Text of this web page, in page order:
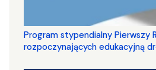
Program stypendialny Pierwszy
rozpoczynających edukacyjną